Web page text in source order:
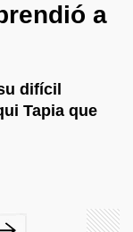
a
difícil
Tapia que